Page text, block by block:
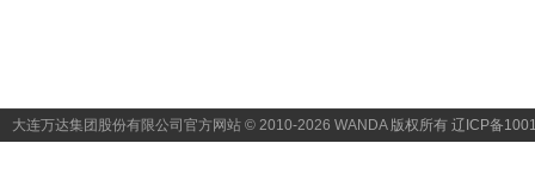
大连万达集团股份有限公司官方网站 © 2010-2026 WANDA 版权所有 辽ICP备